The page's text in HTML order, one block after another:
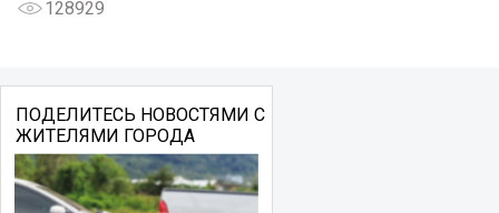
128929
ПОДЕЛИТЕСЬ НОВОСТЯМИ С
ЖИТЕЛЯМИ ГОРОДА